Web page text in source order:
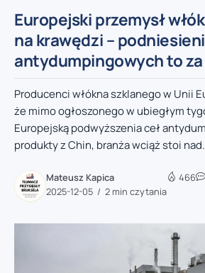
Europejski przemysł
na krawędzi –
antydumpingowych to za
Producenci włókna szklanego w Unii
że mimo ogłoszonego w ubiegłym
Europejską podwyższenia ceł
produkty z Chin, branża wciąż stoi
Mateusz Kapica
2025-12-05
2 min czytania
466